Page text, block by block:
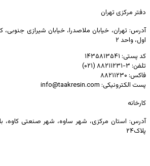
دفتر مرکزی تهران
اول، واحد ۲
کد پستی: ۱۴۳۵۸۱۳۵۴۱
تلفن: ۳-۸۸۲۱۱۲۳۱ (۰۲۱)
فاکس: ۸۸۲۱۱۲۳۰
پست الکترونیکی: info@taakresin.com
کارخانه
آدرس: استان مرکزی، شهر ساوه، شهر صنعتی کاوه،
پلاک۲۴